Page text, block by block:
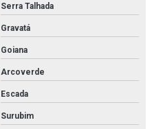
Serra Talhada
Gravatá
Goiana
Arcoverde
Escada
Surubim